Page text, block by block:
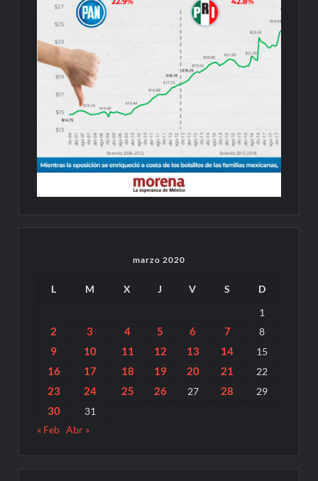
marzo 2020
L M X J V S
D
1
2 3 4 5 6 7 8
9 10 11 12 13 14 15
16 17 18 19 20 21 22
23 24 25 26 27 28 29
30
31
« Feb Abr »